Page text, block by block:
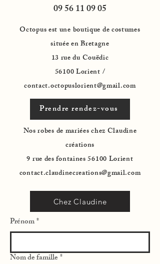
09 56 11 09 05
Octopus est une boutique de costumes
située en Bretagne
13 rue du Couëdic
56100 Lorient /
contact.octopuslorient@gmail.com
Prendre rendez-vous
Nos robes de mariées chez Claudine
créations
9 rue des fontaines 56100 Lorient
contact.claudinecreations@gmail.com
Chez Claudine
Prénom*
Nom de famille*